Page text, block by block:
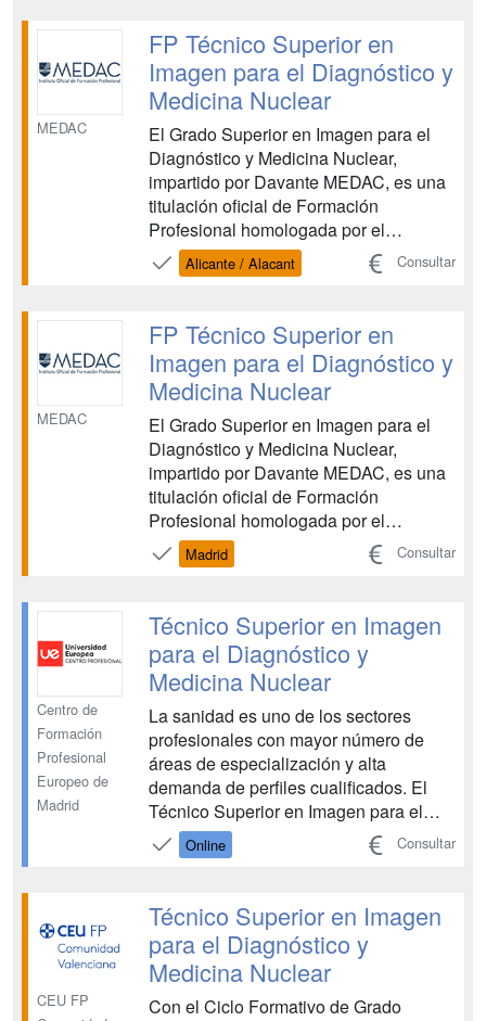
mediante el manejo de distintos
equipos y aparatos, con el objetivo de
de...
MEDAC
FP Técnico Superior en
Imagen para el Diagnóstico y
Medicina Nuclear
El Grado Superior en Imagen para el
Diagnóstico y Medicina Nuclear,
impartido por Davante MEDAC, es una
titulación oficial de Formación
Profesional homologada por el
Ministerio de Educación, vinculada al
ámbito sanitario. Esta FP te capacita
mediante el manejo de distintos
equipos y aparatos, con el objetivo de
de...
Alicante / Alacant Consultar
MEDAC
FP Técnico Superior en
Imagen para el Diagnóstico y
Medicina Nuclear
El Grado Superior en Imagen para el
Diagnóstico y Medicina Nuclear,
impartido por Davante MEDAC, es una
titulación oficial de Formación
Profesional homologada por el
Ministerio de Educación, vinculada al
ámbito sanitario. Esta FP te capacita
mediante el manejo de distintos
equipos y aparatos, con el objetivo de
de...
Madrid Consultar
Centro de
Formación
Profesional
Europeo de
Madrid
Técnico Superior en Imagen
para el Diagnóstico y
Medicina Nuclear
La sanidad es uno de los sectores
profesionales con mayor número de
áreas de especialización y alta
demanda de perfiles cualificados. El
Técnico Superior en Imagen para el
Diagnóstico y Medicina Nuclear te
capacitará para obtener imágenes
de resonancia magnética y de medicina
nuclear, y colaborar en la reali...
Online Consultar
CEU FP
Técnico Superior en Imagen
para el Diagnóstico y
Medicina Nuclear
Con el Ciclo Formativo de Grado